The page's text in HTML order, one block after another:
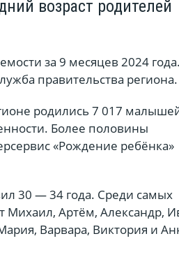
возраст родителей
за 9 месяцев 2024 года.
правительства региона.
родились 7 017
Более половины
«Рождение ребёнка»
30 — 34 года. Среди самых
Артём, Александр,
Варвара, Виктория и